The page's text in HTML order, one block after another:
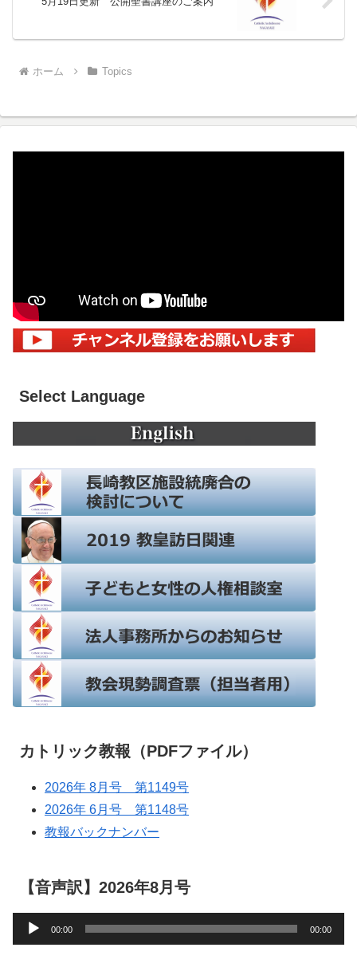
ホーム Topics
Select Language
カトリック教報（PDFファイル）
2026年 8月号 第1149号
2026年 6月号 第1148号
教報バックナンバー
【音声訳】2026年8月号
声
00:00 00:00